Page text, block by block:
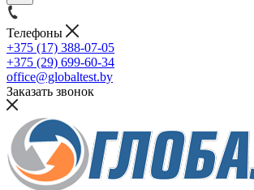
Телефоны
+375 (17) 388-07-05
+375 (29) 699-60-34
office@globaltest.by
Заказать звонок